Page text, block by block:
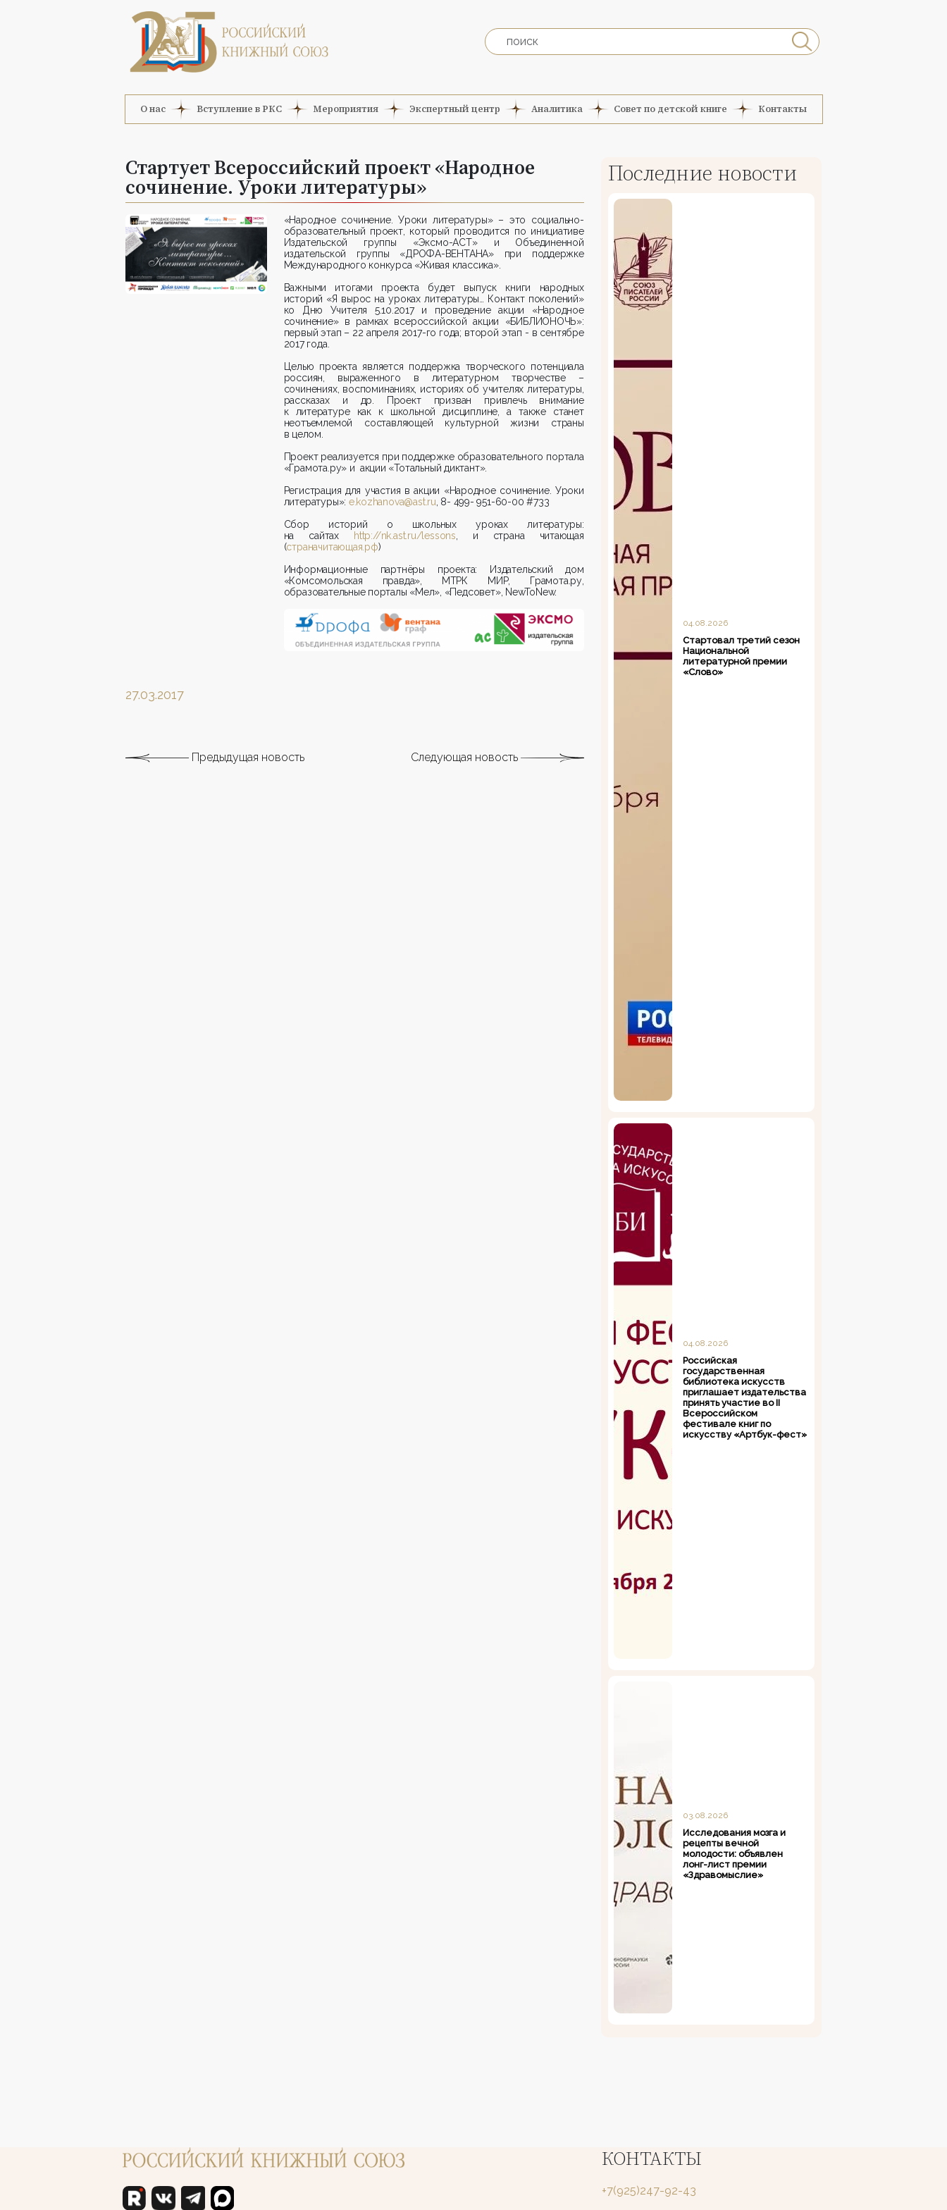
О нас Вступление в РКС Мероприятия Экспертный центр Аналитика Совет по детской книге Контакты
Стартует Всероссийский проект «Народное
сочинение. Уроки литературы»
«Народное сочинение. Уроки литературы» – это социально-
образовательный проект, который проводится по инициативе
Издательской группы «Эксмо-АСТ» и Объединенной
издательской группы «ДРОФА-ВЕНТАНА» при поддержке
Международного конкурса «Живая классика».
Важными итогами проекта будет выпуск книги народных
историй «Я вырос на уроках литературы… Контакт поколений»
ко Дню Учителя 5.10.2017 и проведение акции «Народное
сочинение» в рамках всероссийской акции «БИБЛИОНОЧЬ»:
первый этап – 22 апреля 2017-го года; второй этап - в сентябре
2017 года.
Целью проекта является поддержка творческого потенциала
россиян, выраженного в литературном творчестве –
сочинениях, воспоминаниях, историях об учителях литературы,
рассказах и др. Проект призван привлечь внимание
к литературе как к школьной дисциплине, а также станет
неотъемлемой составляющей культурной жизни страны
в целом.
Проект реализуется при поддержке образовательного портала
«Грамота.ру» и акции «Тотальный диктант».
Регистрация для участия в акции «Народное сочинение. Уроки
литературы»: e.kozhanova@ast.ru , 8- 499- 951-60-00 #733
Сбор историй о школьных уроках литературы:
на сайтах http://nk.ast.ru/lessons , и страна читающая
(страначитающая.рф)
Информационные партнёры проекта: Издательский дом
«Комсомольская правда», МТРК МИР, Грамота.ру,
образовательные порталы «Мел», «Педсовет», NewToNew.
27.03.2017
Предыдущая новость Следующая новость
Последние новости
04.08.2026
Стартовал третий сезон
Национальной
литературной премии
«Слово»
04.08.2026
Российская
государственная
библиотека искусств
приглашает издательства
принять участие во II
Всероссийском
фестивале книг по
искусству «Артбук-фест»
03.08.2026
Исследования мозга и
рецепты вечной
молодости: объявлен
лонг-лист премии
«Здравомыслие»
КОНТАКТЫ
+7(925)247-92-43